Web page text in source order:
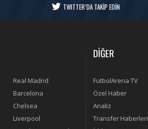
TWITTER’DA TAKİP EDİN
Real Madrid
Barcelona
Chelsea
Liverpool
DİĞER
FutbolArena TV
Özel Haber
Analiz
Transfer Haberleri